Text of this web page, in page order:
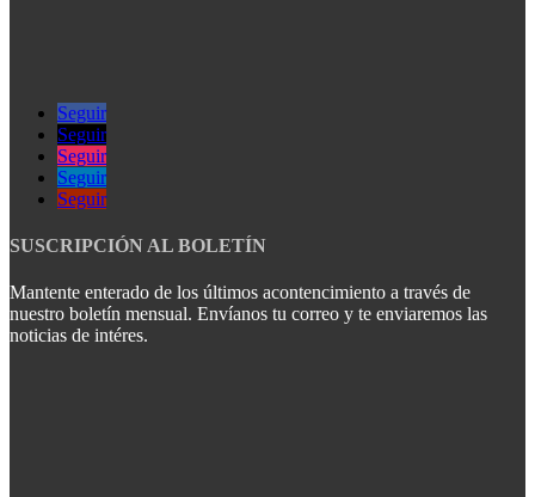
Seguir
Seguir
Seguir
Seguir
Seguir
SUSCRIPCIÓN AL BOLETÍN
Mantente enterado de los últimos acontencimiento a través de
nuestro boletín mensual. Envíanos tu correo y te enviaremos las
noticias de intéres.